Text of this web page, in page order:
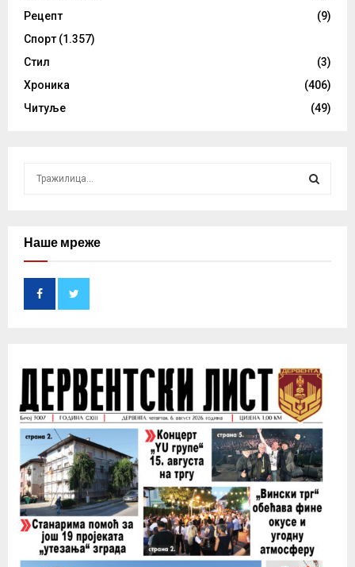
Рецепт
(9)
Спорт (1.357)
Стил
(3)
Хроника
(406)
Читуље
(49)
c
H
Наше мреже